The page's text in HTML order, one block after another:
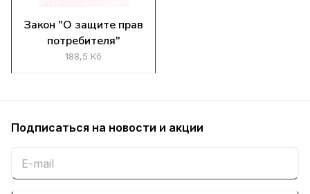
Закон "О защите прав
потребителя"
188,5 Кб
Подписаться на новости и акции